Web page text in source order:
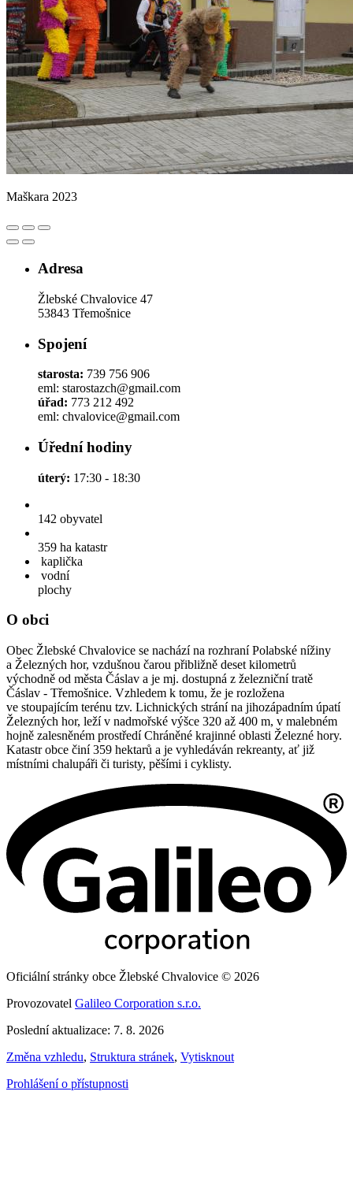
Maškara 2023
Adresa
Žlebské Chvalovice 47
53843 Třemošnice
Spojení
starosta: 739 756 906
eml: starostazch@gmail.com
úřad: 773 212 492
eml: chvalovice@gmail.com
Úřední hodiny
úterý: 17:30 - 18:30
142 obyvatel
359 ha katastr
kaplička
vodní
plochy
O obci
Obec Žlebské Chvalovice se nachází na rozhraní Polabské nížiny
a Železných hor, vzdušnou čarou přibližně deset kilometrů
východně od města Čáslav a je mj. dostupná z železniční tratě
Čáslav - Třemošnice. Vzhledem k tomu, že je rozložena
ve stoupajícím terénu tzv. Lichnických strání na jihozápadním úpatí
Železných hor, leží v nadmořské výšce 320 až 400 m, v malebném
hojně zalesněném prostředí Chráněné krajinné oblasti Železné hory.
Katastr obce činí 359 hektarů a je vyhledáván rekreanty, ať již
místními chalupáři či turisty, pěšími i cyklisty.
Oficiální stránky obce Žlebské Chvalovice © 2026
Provozovatel Galileo Corporation s.r.o.
Poslední aktualizace: 7. 8. 2026
Změna vzhledu, Struktura stránek, Vytisknout
Prohlášení o přístupnosti